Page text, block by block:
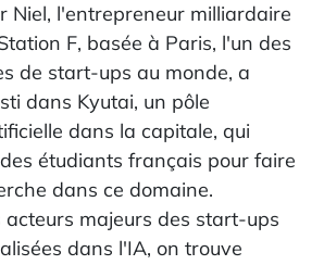
Niel, l'entrepreneur milliardaire
F, basée à Paris, l'un des
de start-ups au monde, a
dans Kyutai, un pôle
dans la capitale, qui
étudiants français pour faire
dans ce domaine.
acteurs majeurs des start-ups
dans l'IA, on trouve